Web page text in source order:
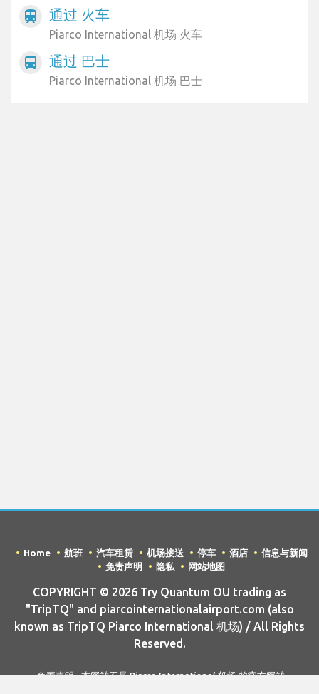
train 通过 火车
Piarco International 机场 火车
directions_bus 通过 巴士
Piarco International 机场 巴士
Home 航班 汽车租赁 机场接送 停车 酒店
信息与新闻
免责声明
隐私 网站地图
COPYRIGHT © 2026 Try Quantum OU trading as
"TripTQ" and piarcointernationalairport.com (also
known as TripTQ Piarco International 机场) / All Rights
Reserved.
免责声明 - 本网站不是 Piarco International 机场 的官方网站